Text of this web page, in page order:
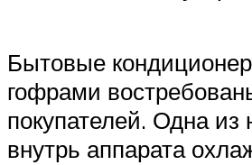
Бытовые
гофрами
покупателей. Одна из
внутрь аппарата